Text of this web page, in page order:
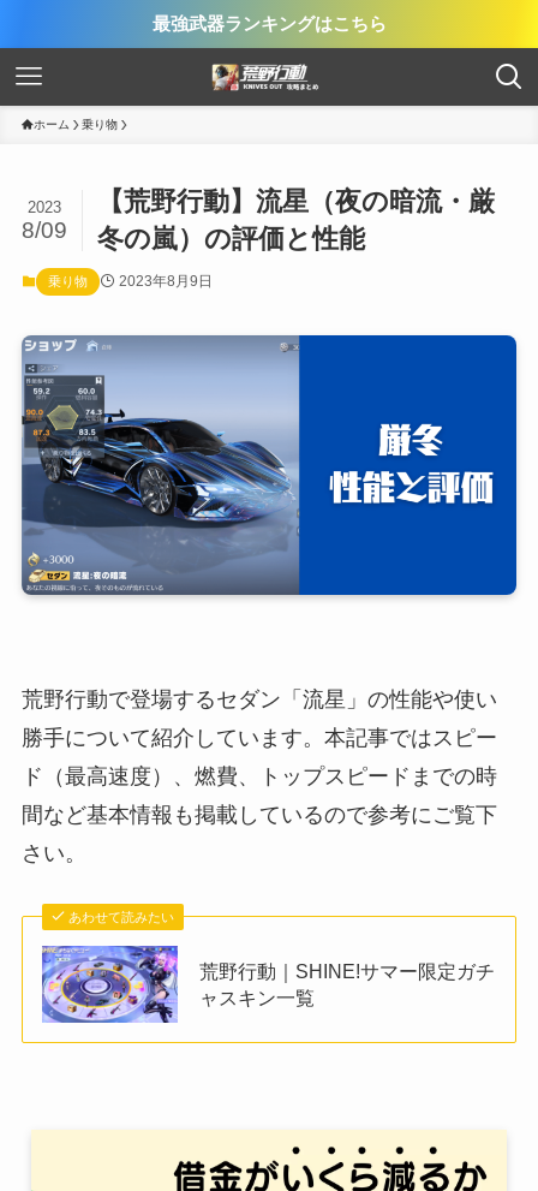
最強武器ランキングはこちら
ホーム 乗り物
【荒野行動】流星（夜の暗流・厳
冬の嵐）の評価と性能
2023
8/09
乗り物 2023年8月9日
荒野行動で登場するセダン「流星」の性能や使い
勝手について紹介しています。本記事ではスピー
ド（最高速度）、燃費、トップスピードまでの時
間など基本情報も掲載しているので参考にご覧下
さい。
あわせて読みたい
荒野行動｜SHINE!サマー限定ガチ
ャスキン一覧